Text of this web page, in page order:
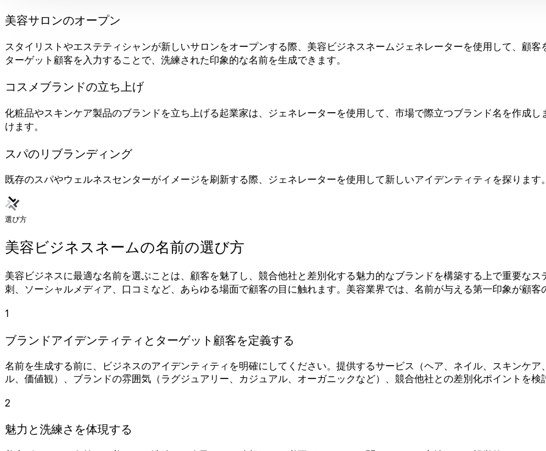
美容サロンのオープン
スタイリストやエステティシャンが新しいサロンをオープンする際、美容ビジネスネームジェネレーターを使用して、顧
ターゲット顧客を入力することで、洗練された印象的な名前を生成できます。
コスメブランドの立ち上げ
化粧品やスキンケア製品のブランドを立ち上げる起業家は、ジェネレーターを使用して、市場で際立つブランド名を作成
けます。
スパのリブランディング
既存のスパやウェルネスセンターがイメージを刷新する際、ジェネレーターを使用して新しいアイデンティティを探りま
選び方
美容ビジネスネームの名前の選び方
美容ビジネスに最適な名前を選ぶことは、顧客を魅了し、競合他社と差別化する魅力的なブランドを構築する上で重要な
刺、ソーシャルメディア、口コミなど、あらゆる場面で顧客の目に触れます。美容業界では、名前が与える第一印象が顧
1
ブランドアイデンティティとターゲット顧客を定義する
名前を生成する前に、ビジネスのアイデンティティを明確にしてください。提供するサービス（ヘア、ネイル、スキンケ
ル、価値観）、ブランドの雰囲気（ラグジュアリー、カジュアル、オーガニックなど）、競合他社との差別化ポイントを検
2
魅力と洗練さを体現する